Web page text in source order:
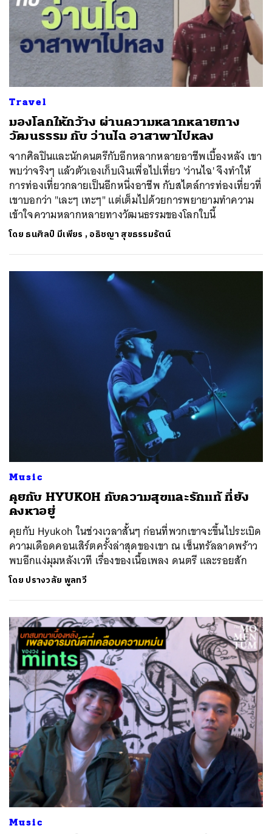
Travel
มองโลกให้กว้าง ผ่านความหลากหลายทาง
วัฒนธรรม กับ ว่านไฉ อาสาพาไปหลง
จากศิลปินและนักดนตรีกับอีกหลากหลายอาชีพเบื้องหลัง เขา
พบว่าจริงๆ แล้วตัวเองเก็บเงินเพื่อไปเที่ยว 'ว่านไฉ' จึงทำให้
การท่องเที่ยวกลายเป็นอีกหนึ่งอาชีพ กับสไตล์การท่องเที่ยวที่
เขาบอกว่า "เละๆ เทะๆ" แต่เต็มไปด้วยการพยายามทำความ
เข้าใจความหลากหลายทางวัฒนธรรมของโลกใบนี้
โดย ธนศิลป์ มีเพียร ,อธิชญา สุขธรรมรัตน์
Music
คุยกับ HYUKOH กับความสุขและรักแท้ ที่ยัง
คงหาอยู่
คุยกับ Hyukoh ในช่วงเวลาสั้นๆ ก่อนที่พวกเขาจะขึ้นไประเบิด
ความเดือดคอนเสิร์ตครั้งล่าสุดของเขา ณ เซ็นทรัลลาดพร้าว
พบอีกแง่มุมหลังเวที เรื่องของเนื้อเพลง ดนตรี และรอยสัก
โดย ปรางวลัย พูลทวี
Music
ค้นหา
SHARE EMAIL